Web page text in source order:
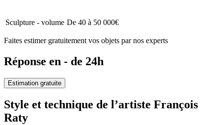
Sculpture - volume De 40 à 50 000€
Faites estimer gratuitement vos objets par nos experts
Réponse en - de 24h
Estimation gratuite
Style et technique de l’artiste François
Raty